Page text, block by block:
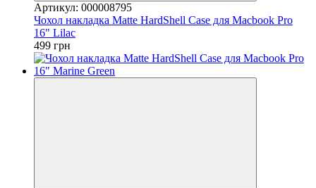
Артикул: 000008795
Чохол накладка Matte HardShell Case для Macbook Pro
16" Lilac
499 грн